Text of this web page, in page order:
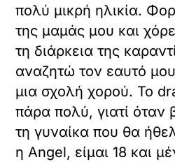
πολύ μικρή ηλικία.
της μαμάς μου και
τη διάρκεια της
αναζητώ τον εαυτό
μια σχολή χορού. Το
πάρα πολύ, γιατί
τη γυναίκα που θα
η Angel, είμαι 18 και